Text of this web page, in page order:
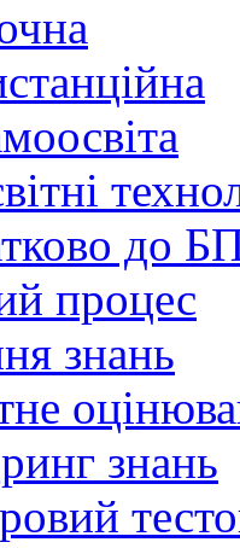
до
процес
знань
знань